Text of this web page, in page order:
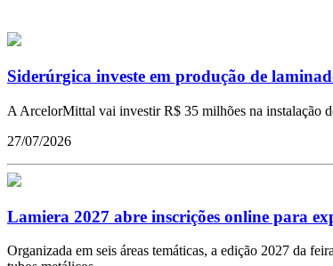
Siderúrgica investe em produção de
A ArcelorMittal vai investir R$ 35 milhões na instalação
27/07/2026
Lamiera 2027 abre inscrições online para
Organizada em seis áreas temáticas, a edição 2027 da